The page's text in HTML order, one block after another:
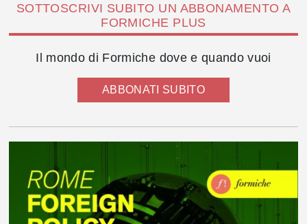
SOTTOSCRIVI SUBITO UN ABBONAMENTO A
FORMICHE PLUS
Il mondo di Formiche dove e quando vuoi
ABBONATI SUBITO